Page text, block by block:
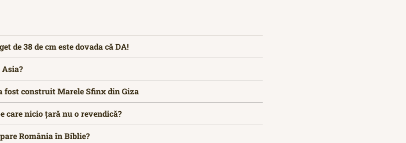
de 38 de cm este dovada că DA!
fost construit Marele Sfinx din Giza
care nicio țară nu o revendică?
România în Biblie?